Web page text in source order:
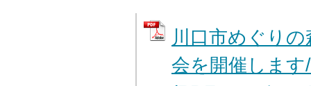
川口市めぐり
会を開催しま